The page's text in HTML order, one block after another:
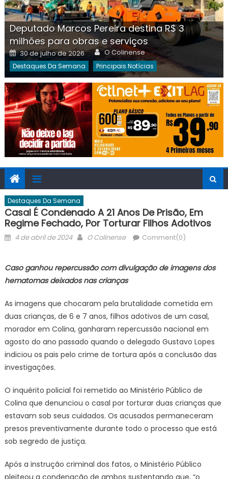
Deputado Marcos Pereira destina R$ 3
milhões para obras e serviços
Posted
on
30 de julho de 2026 Author
O Colinense
Destaques Da Semana Principais Notícias
Destaques Da Semana
Casal É Condenado A 21 Anos De Prisão, Em
Regime Fechado, Por Torturar Filhos Adotivos
Posted
4 de abril de 2024 Author
O Colinense Comment(0)
Caso ganhou repercussão com divulgação de imagens dos
hematomas deixados nas crianças
As imagens que chocaram pela brutalidade cometida em
duas crianças, de 6 e 7 anos, filhos adotivos de um casal,
morador em Colina, ganharam repercussão nacional em
agosto do ano passado quando o delegado Gustavo Lopes
indiciou os pais pelo crime de tortura após a conclusão das
investigações.
O inquérito policial foi remetido ao Ministério Público de
Colina que denunciou o casal por torturar duas crianças que
estavam sob seus cuidados. Os acusados permaneceram
presos preventivamente durante todo o processo que está
sob segredo de justiça.
Após a instrução criminal dos fatos, o Ministério Público
pleiteou a condenação de ambos sustentando que, “o